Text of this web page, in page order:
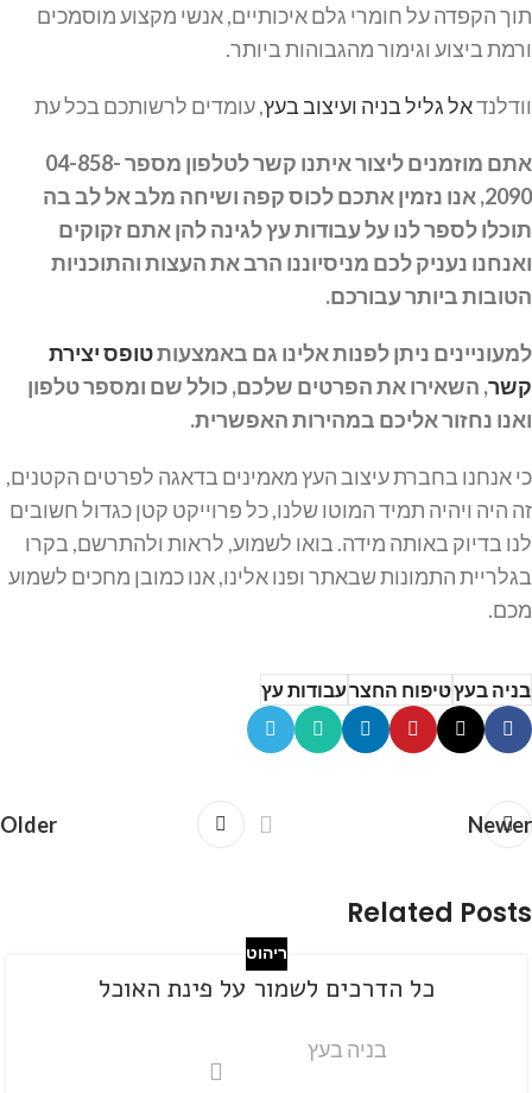
תוך הקפדה על חומרי גלם איכותיים, אנשי מקצוע מוסמכים
ורמת ביצוע וגימור מהגבוהות ביותר.
וודלנדאל גליל בניה ועיצוב בעץ, עומדים לרשותכם בכל עת
אתם מוזמנים ליצור איתנו קשר לטלפון מספר 04-858-
2090, אנו נזמין אתכם לכוס קפה ושיחה מלב אל לב בה
תוכלו לספר לנו על עבודות עץ לגינה להן אתם זקוקים
ואנחנו נעניק לכם מניסיוננו הרב את העצות והתוכניות
הטובות ביותר עבורכם.
למעוניינים ניתן לפנות אלינו גם באמצעותטופס יצירת
קשר, השאירו את הפרטים שלכם, כולל שם ומספר טלפון
ואנו נחזור אליכם במהירות האפשרית.
כי אנחנו בחברת עיצוב העץ מאמינים בדאגה לפרטים הקטנים,
זה היה ויהיה תמיד המוטו שלנו, כל פרוייקט קטן כגדול חשובים
לנו בדיוק באותה מידה. בואו לשמוע, לראות ולהתרשם, בקרו
בגלריית התמונות שבאתר ופנו אלינו, אנו כמובן מחכים לשמוע
מכם.
בניה בעץטיפוח החצרעבודות עץ
Newer
Older
Related Posts
ריהוט
כל הדרכים לשמור על פינת האוכל
בניה בעץ